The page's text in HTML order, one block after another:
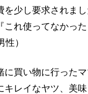
を少し要求されま
これ使ってなかっ
）
に買い物に行った
キレイなヤツ、美